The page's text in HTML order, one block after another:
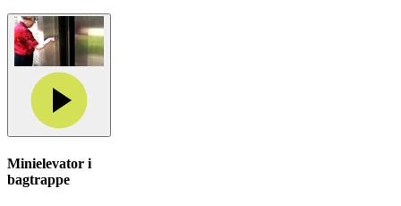
Minielevator i
bagtrappe